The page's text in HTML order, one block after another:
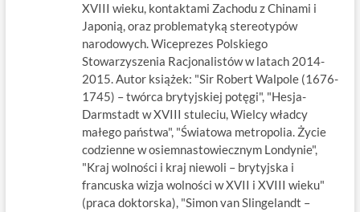
XVIII wieku, kontaktami Zachodu z Chinami i
Japonią, oraz problematyką stereotypów
narodowych. Wiceprezes Polskiego
Stowarzyszenia Racjonalistów w latach 2014-
2015. Autor książek: "Sir Robert Walpole (1676-
1745) – twórca brytyjskiej potęgi", "Hesja-
Darmstadt w XVIII stuleciu, Wielcy władcy
małego państwa", "Światowa metropolia. Życie
codzienne w osiemnastowiecznym Londynie",
"Kraj wolności i kraj niewoli – brytyjska i
francuska wizja wolności w XVII i XVIII wieku"
(praca doktorska), "Simon van Slingelandt –